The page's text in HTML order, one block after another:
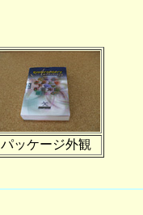
パッケージ外観